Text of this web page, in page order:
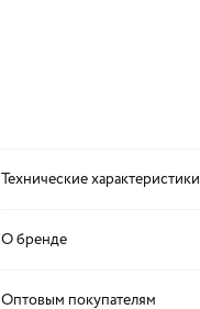
Технические характеристики
О бренде
Оптовым покупателям